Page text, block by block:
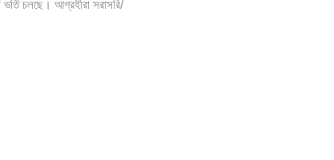
ভর্তি চলছে। আগ্রহীরা সরাসরি/